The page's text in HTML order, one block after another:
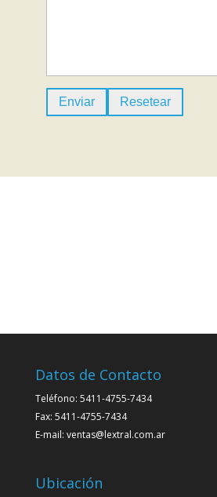
Datos de Contacto
Teléfono: 5411-4755-7434
Fax: 5411-4755-7434
E-mail: ventas@lextral.com.ar
Ubicación